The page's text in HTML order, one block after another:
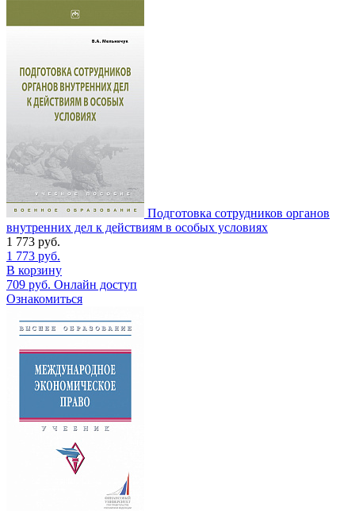
Подготовка сотрудников органов
внутренних дел к действиям в особых условиях
1 773 руб.
1 773 руб.
В корзину
709 руб. Онлайн доступ
Ознакомиться